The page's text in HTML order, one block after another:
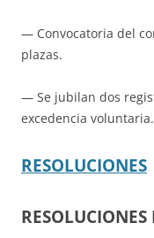
— Convocatoria del
plazas.
— Se jubilan dos
excedencia voluntaria.
RESOLUCIONES